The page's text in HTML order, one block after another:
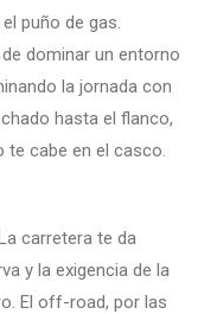
puño de gas.
dominar un entorno
la jornada con
hasta el flanco,
te cabe en el casco.
carretera te da
y la exigencia de la
El off-road, por las